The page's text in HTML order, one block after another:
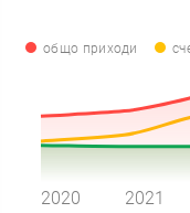
общо приходи
2020 2021